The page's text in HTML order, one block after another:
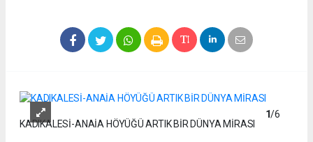
1/6
KADIKALESİ-ANAİA HÖYÜĞÜ ARTIK BİR DÜNYA MİRASI